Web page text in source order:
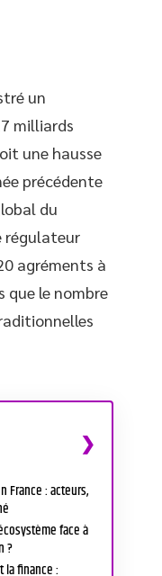
un
milliards
une hausse
précédente
du
régulateur
agréments à
que le nombre
France : acteurs,
face à
?
la finance :